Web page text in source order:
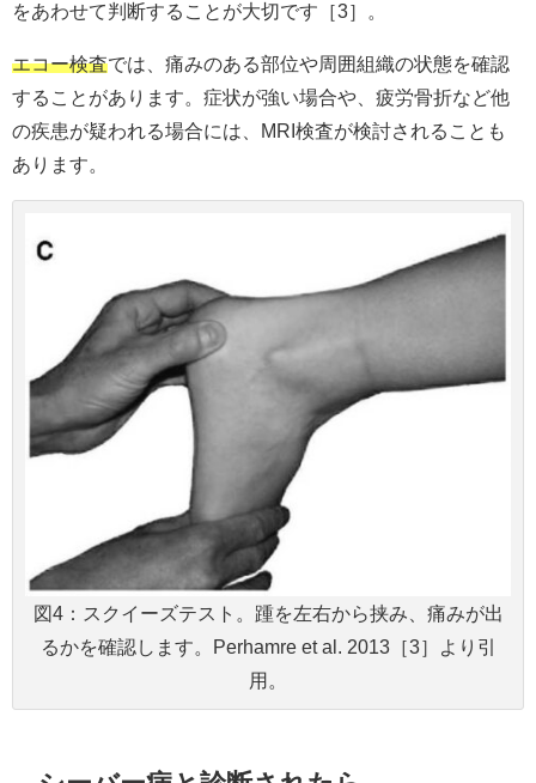
をあわせて判断することが大切です［3］。
エコー検査では、痛みのある部位や周囲組織の状態を確認
することがあります。症状が強い場合や、疲労骨折など他
の疾患が疑われる場合には、MRI検査が検討されることも
あります。
図4：スクイーズテスト。踵を左右から挟み、痛みが出
るかを確認します。Perhamre et al. 2013［3］より引
用。